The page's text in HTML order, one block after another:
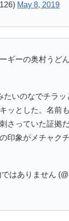
May 8, 2019
ギーの奥村うど
たいのなでチラ
ッとした。名前
さっていた証拠だ
印象がメチャク
はありません